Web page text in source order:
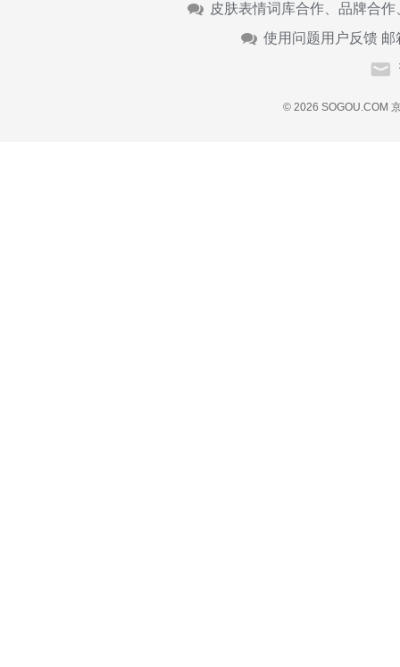
皮肤表情词库合作、品牌合
使用问题用户反馈 邮
© 2026 SOGOU.COM